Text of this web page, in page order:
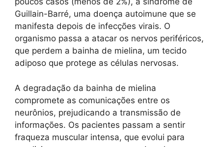
Guillain-Barré, uma doença autoimune que se
manifesta depois de infecções virais. O
organismo passa a atacar os nervos periféricos,
que perdem a bainha de mielina, um tecido
adiposo que protege as células nervosas.
A degradação da bainha de mielina
compromete as comunicações entre os
neurônios, prejudicando a transmissão de
informações. Os pacientes passam a sentir
fraqueza muscular intensa, que evolui para